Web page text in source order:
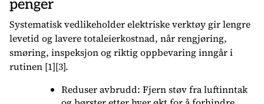
penger
Systematisk vedlikeholder elektriske verktøy gir lengre
levetid og lavere totaleierkostnad, når rengjøring,
smøring, inspeksjon og riktig oppbevaring inngår i
rutinen [1][3].
Reduser avbrudd: Fjern støv fra luftinntak